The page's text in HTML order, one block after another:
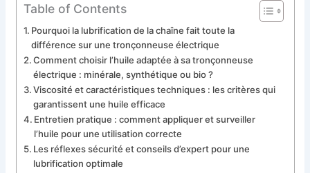
Table of Contents
Pourquoi la lubrification de la chaîne fait toute la
différence sur une tronçonneuse électrique
Comment choisir l’huile adaptée à sa tronçonneuse
électrique : minérale, synthétique ou bio ?
Viscosité et caractéristiques techniques : les critères qui
garantissent une huile efficace
Entretien pratique : comment appliquer et surveiller
l’huile pour une utilisation correcte
Les réflexes sécurité et conseils d’expert pour une
lubrification optimale